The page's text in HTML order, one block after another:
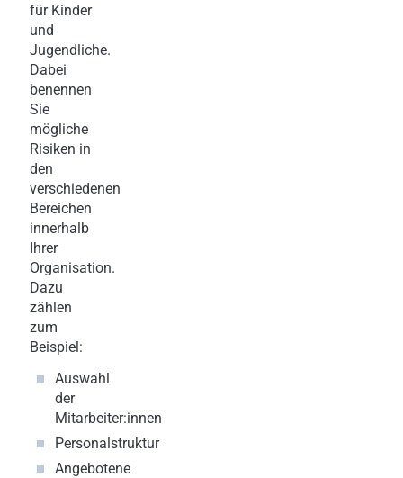
für Kinder
und
Jugendliche.
Dabei
benennen
Sie
mögliche
Risiken in
den
verschiedenen
Bereichen
innerhalb
Ihrer
Organisation.
Dazu
zählen
zum
Beispiel:
Auswahl
der
Mitarbeiter:innen
Personalstruktur
Angebotene